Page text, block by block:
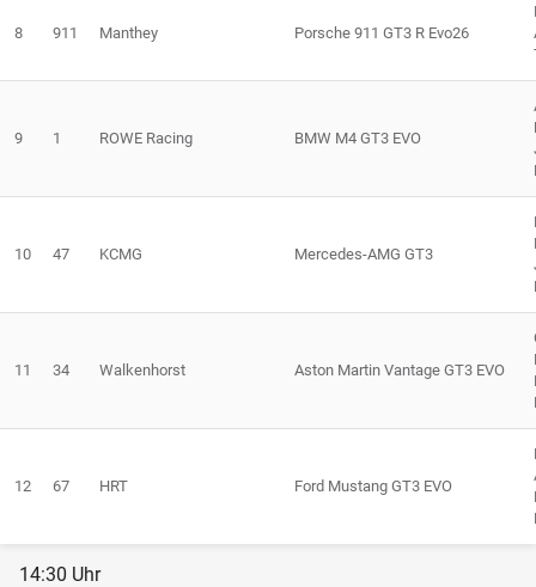
8 911 Manthey Porsche 911 GT3 R Evo26
9 1 ROWE Racing BMW M4 GT3 EVO
10 47 KCMG Mercedes-AMG GT3
11 34 Walkenhorst Aston Martin Vantage GT3 EVO
12 67 HRT Ford Mustang GT3 EVO
14:30 Uhr